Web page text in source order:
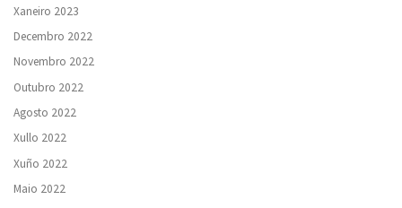
Xaneiro 2023
Decembro 2022
Novembro 2022
Outubro 2022
Agosto 2022
Xullo 2022
Xuño 2022
Maio 2022